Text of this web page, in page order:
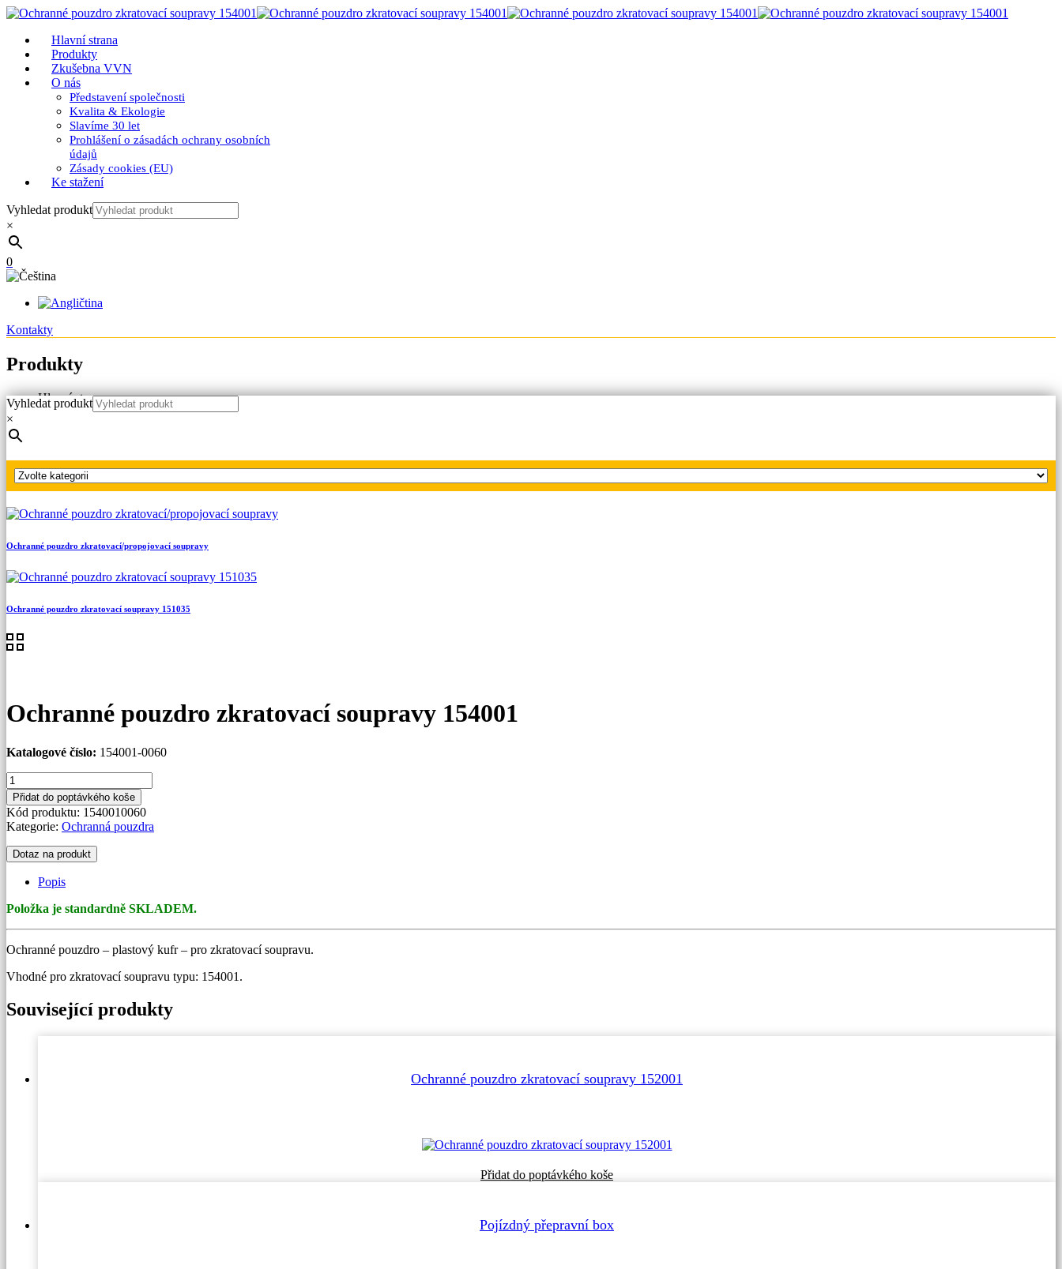
Hlavní strana
Produkty
Zkušebna VVN
O nás
Představení společnosti
Kvalita & Ekologie
Slavíme 30 let
Prohlášení o zásadách ochrany osobních
údajů
Zásady cookies (EU)
Ke stažení
Vyhledat produkt
×
0
Kontakty
Produkty
Hlavní strana
Produkty
Vyhledat produkt
×
Ochranné pouzdro zkratovací/propojovací soupravy
Ochranné pouzdro zkratovací soupravy 151035
Ochranné pouzdro zkratovací soupravy 154001
Katalogové číslo: 154001-0060
Ochranné
pouzdro
zkratovací
soupravy
154001
množství
Přidat do poptávkého koše
Kód produktu: 1540010060
Kategorie: Ochranná pouzdra
Dotaz na produkt
Popis
Položka je standardně SKLADEM.
Ochranné pouzdro – plastový kufr – pro zkratovací soupravu.
Vhodné pro zkratovací soupravu typu: 154001.
Související produkty
Ochranné pouzdro zkratovací soupravy 152001
Přidat do poptávkého koše
Pojízdný přepravní box